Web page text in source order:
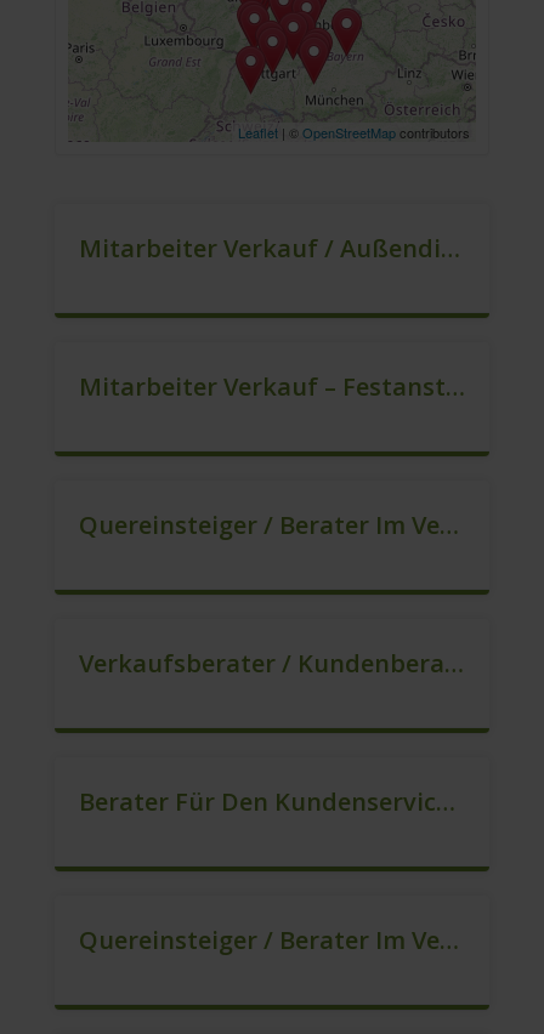
Leaflet | ©OpenStreetMapcontributors
Mitarbeiter Verkauf / Außendienst (m/w/d)
Mitarbeiter Verkauf – Festanstellung (m/w/d)
Quereinsteiger / Berater Im Vertrieb In VZ/TZ (m/w/d)
Verkaufsberater / Kundenberater – Ab Sofort (m/w/d)
Berater Für Den Kundenservice In VZ/TZ (m/w/d)
Quereinsteiger / Berater Im Vertrieb (m/w/d)